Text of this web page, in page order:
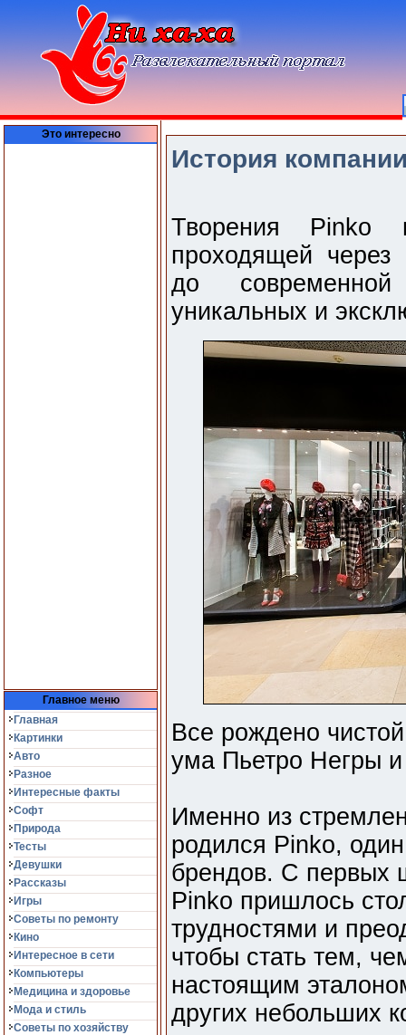
Это интересно
Главное меню
Главная
Картинки
Авто
Разное
Интересные факты
Софт
Природа
Тесты
Девушки
Рассказы
Игры
Советы по ремонту
Кино
Интересное в сети
Компьютеры
Медицина и здоровье
Мода и стиль
Советы по хозяйству
История
Творения Pinko
проходящей через
до
уникальных и
Все рождено
ума Пьетро Негры
Именно из
родился Pinko,
брендов. С первых
Pinko пришлось
трудностями и
чтобы стать тем,
настоящим
других небольших